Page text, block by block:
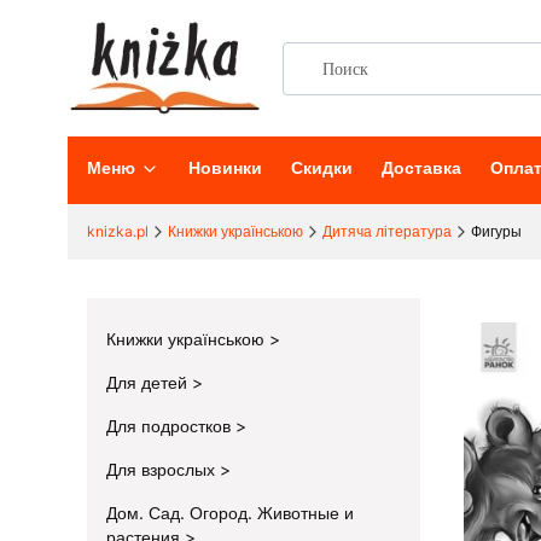
Меню Новинки Скидки Доставка
knizka.pl Книжки українською Дитяча література Фигуры
Книжки українською
Для детей
Для подростков
Для взрослых
Дом. Сад. Огород. Животные и
растения